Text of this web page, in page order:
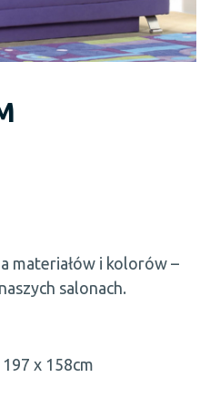
materiałów i kolorów –
salonach.
x 158cm